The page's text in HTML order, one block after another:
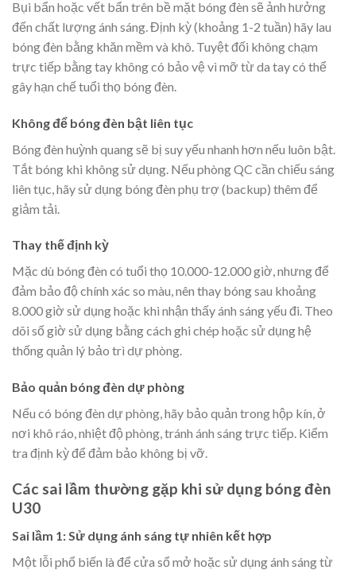
Bụi bẩn hoặc vết bẩn trên bề mặt bóng đèn sẽ ảnh hưởng
đến chất lượng ánh sáng. Định kỳ (khoảng 1-2 tuần) hãy lau
bóng đèn bằng khăn mềm và khô. Tuyệt đối không chạm
trực tiếp bằng tay không có bảo vệ vì mỡ từ da tay có thể
gây hạn chế tuổi thọ bóng đèn.
Không để bóng đèn bật liên tục
Bóng đèn huỳnh quang sẽ bị suy yếu nhanh hơn nếu luôn bật.
Tắt bóng khi không sử dụng. Nếu phòng QC cần chiếu sáng
liên tục, hãy sử dụng bóng đèn phụ trợ (backup) thêm để
giảm tải.
Thay thế định kỳ
Mặc dù bóng đèn có tuổi thọ 10.000-12.000 giờ, nhưng để
đảm bảo độ chính xác so màu, nên thay bóng sau khoảng
8.000 giờ sử dụng hoặc khi nhận thấy ánh sáng yếu đi. Theo
dõi số giờ sử dụng bằng cách ghi chép hoặc sử dụng hệ
thống quản lý bảo trì dự phòng.
Bảo quản bóng đèn dự phòng
Nếu có bóng đèn dự phòng, hãy bảo quản trong hộp kín, ở
nơi khô ráo, nhiệt độ phòng, tránh ánh sáng trực tiếp. Kiểm
tra định kỳ để đảm bảo không bị vỡ.
Các sai lầm thường gặp khi sử dụng bóng đèn
U30
Sai lầm 1: Sử dụng ánh sáng tự nhiên kết hợp
Một lỗi phổ biến là để cửa sổ mở hoặc sử dụng ánh sáng từ